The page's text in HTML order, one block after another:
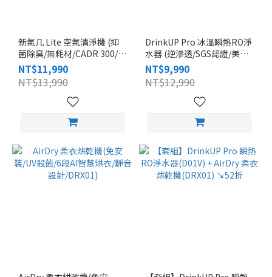
新氣几 Lite 空氣清淨機 (抑
菌除臭/無耗材/CADR 300/水
洗濾網/抗敏首選/P50B)
NT$11,990
NT$13,990
DrinkUP Pro 冰溫瞬熱RO淨
水器 (逆滲透/SGS認證/美國
NSF/雙UVC殺菌/自清潔/閃飲
儲水壺/開飲機/D01V)
NT$9,990
NT$12,990